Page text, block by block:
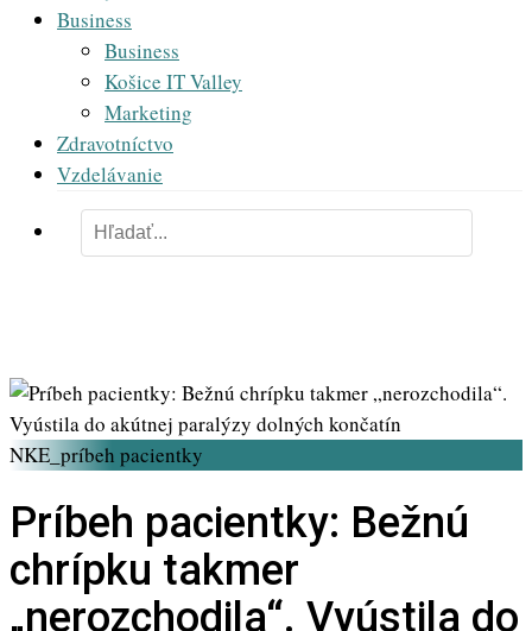
Business
Business
Košice IT Valley
Marketing
Zdravotníctvo
Vzdelávanie
NKE_príbeh pacientky
Príbeh pacientky: Bežnú
chrípku takmer
„nerozchodila“. Vyústila do